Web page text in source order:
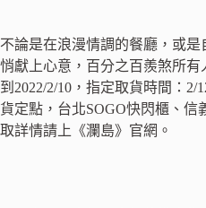
不論是在浪漫情調的餐廳，或
悄獻上心意，百分之百羨煞所有
到2022/2/10，指定取貨時間：2/
貨定點，台北SOGO快閃櫃、信
取詳情請上《瀾島》官網。